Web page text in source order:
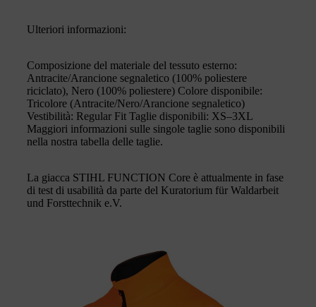
Ulteriori informazioni:
Composizione del materiale del tessuto esterno:
Antracite/Arancione segnaletico (100% poliestere
riciclato), Nero (100% poliestere) Colore disponibile:
Tricolore (Antracite/Nero/Arancione segnaletico)
Vestibilità: Regular Fit Taglie disponibili: XS–3XL
Maggiori informazioni sulle singole taglie sono disponibili
nella nostra tabella delle taglie.
La giacca STIHL FUNCTION Core è attualmente in fase
di test di usabilità da parte del Kuratorium für Waldarbeit
und Forsttechnik e.V.